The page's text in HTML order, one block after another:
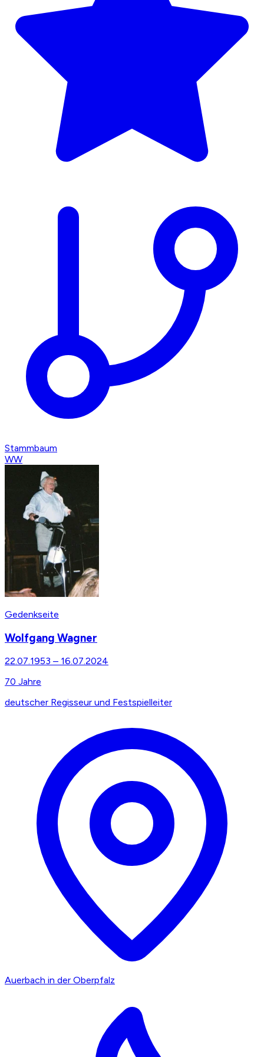
Stammbaum
WW
Gedenkseite
Wolfgang Wagner
22.07.1953 – 16.07.2024
70 Jahre
deutscher Regisseur und Festspielleiter
Auerbach in der Oberpfalz